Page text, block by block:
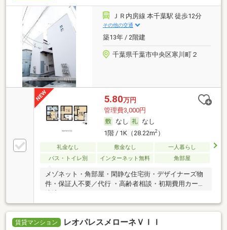
ＪＲ内房線 本千葉駅 徒歩12分
その他の交通
築13年 / 2階建
千葉県千葉市中央区寒川町２
5.80万円
管理費3,000円
なし
なし
1階 / 1K（28.22m2）
礼金なし 敷金なし
一人暮らし
バス・トイレ別
インターネット無料 角部屋
メゾネット・角部屋・閑静な住宅街・デザイナーズ物
件・保証人不要／代行 ・高齢者相談・初期費用カード
賃貸マンション レオパレスメローネＶＩＩ